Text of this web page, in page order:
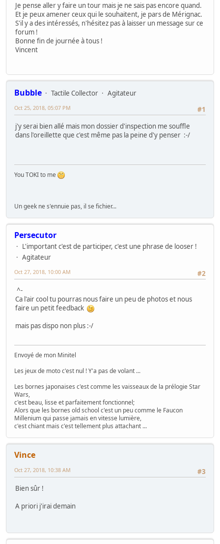
Je pense aller y faire un tour mais je ne sais pas encore quand.
Et je peux amener ceux qui le souhaitent, je pars de Mérignac.
S'il y a des intéressés, n'hésitez pas à laisser un message sur ce
forum !
Bonne fin de journée à tous !
Vincent
Bubble Tactile Collector
Agitateur
#1
Oct 25, 2018, 05:07 PM
j'y serai bien allé mais mon dossier d'inspection me souffle
dans l'oreillette que c'est même pas la peine d'y penser :-/
You TOKI to me
Un geek ne s'ennuie pas, il se fichier...
Persecutor
L'important c'est de participer, c'est une phrase de looser !
Agitateur
#2
Oct 27, 2018, 10:00 AM
^-
Ca l'air cool tu pourras nous faire un peu de photos et nous
faire un petit feedback
mais pas dispo non plus :-/
Envoyé de mon Minitel
Les jeux de moto c'est nul ! Y'a pas de volant ...
Les bornes japonaises c'est comme les vaisseaux de la prélogie Star
Wars,
c'est beau, lisse et parfaitement fonctionnel;
Alors que les bornes old school c'est un peu comme le Faucon
Millenium qui passe jamais en vitesse lumière,
c'est chiant mais c'est tellement plus attachant ...
Vince
#3
Oct 27, 2018, 10:38 AM
Bien sûr !
A priori j'irai demain